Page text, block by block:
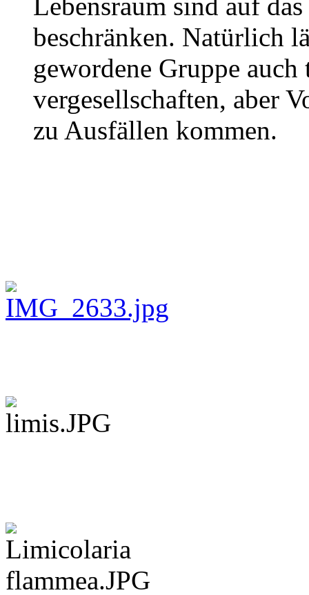
Lebensraum sind auf
beschränken. Natürlich
gewordene Gruppe
vergesellschaften, aber
zu Ausfällen kommen.